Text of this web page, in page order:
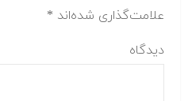
علامت‌گذاری شده‌اند *
دیدگاه